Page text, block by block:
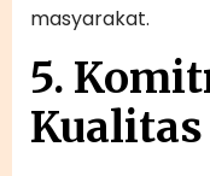
masyarakat.
5.